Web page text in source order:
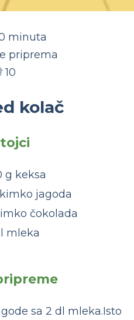
minuta
priprema
10
kolač
g keksa
jagoda
čokolada
mleka
sa 2 dl mleka.Isto